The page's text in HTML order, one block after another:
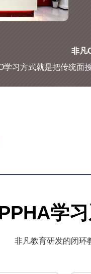
非凡
学习方式就是把传统面
学
非凡教育研发的闭环